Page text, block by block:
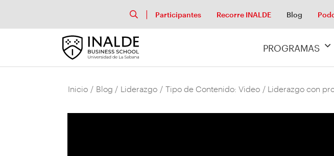
Participantes Recorre INALDE Blog
PROGRAMAS
Inicio / Blog / Liderazgo / Tipo de Contenido: Video / Liderazgo con